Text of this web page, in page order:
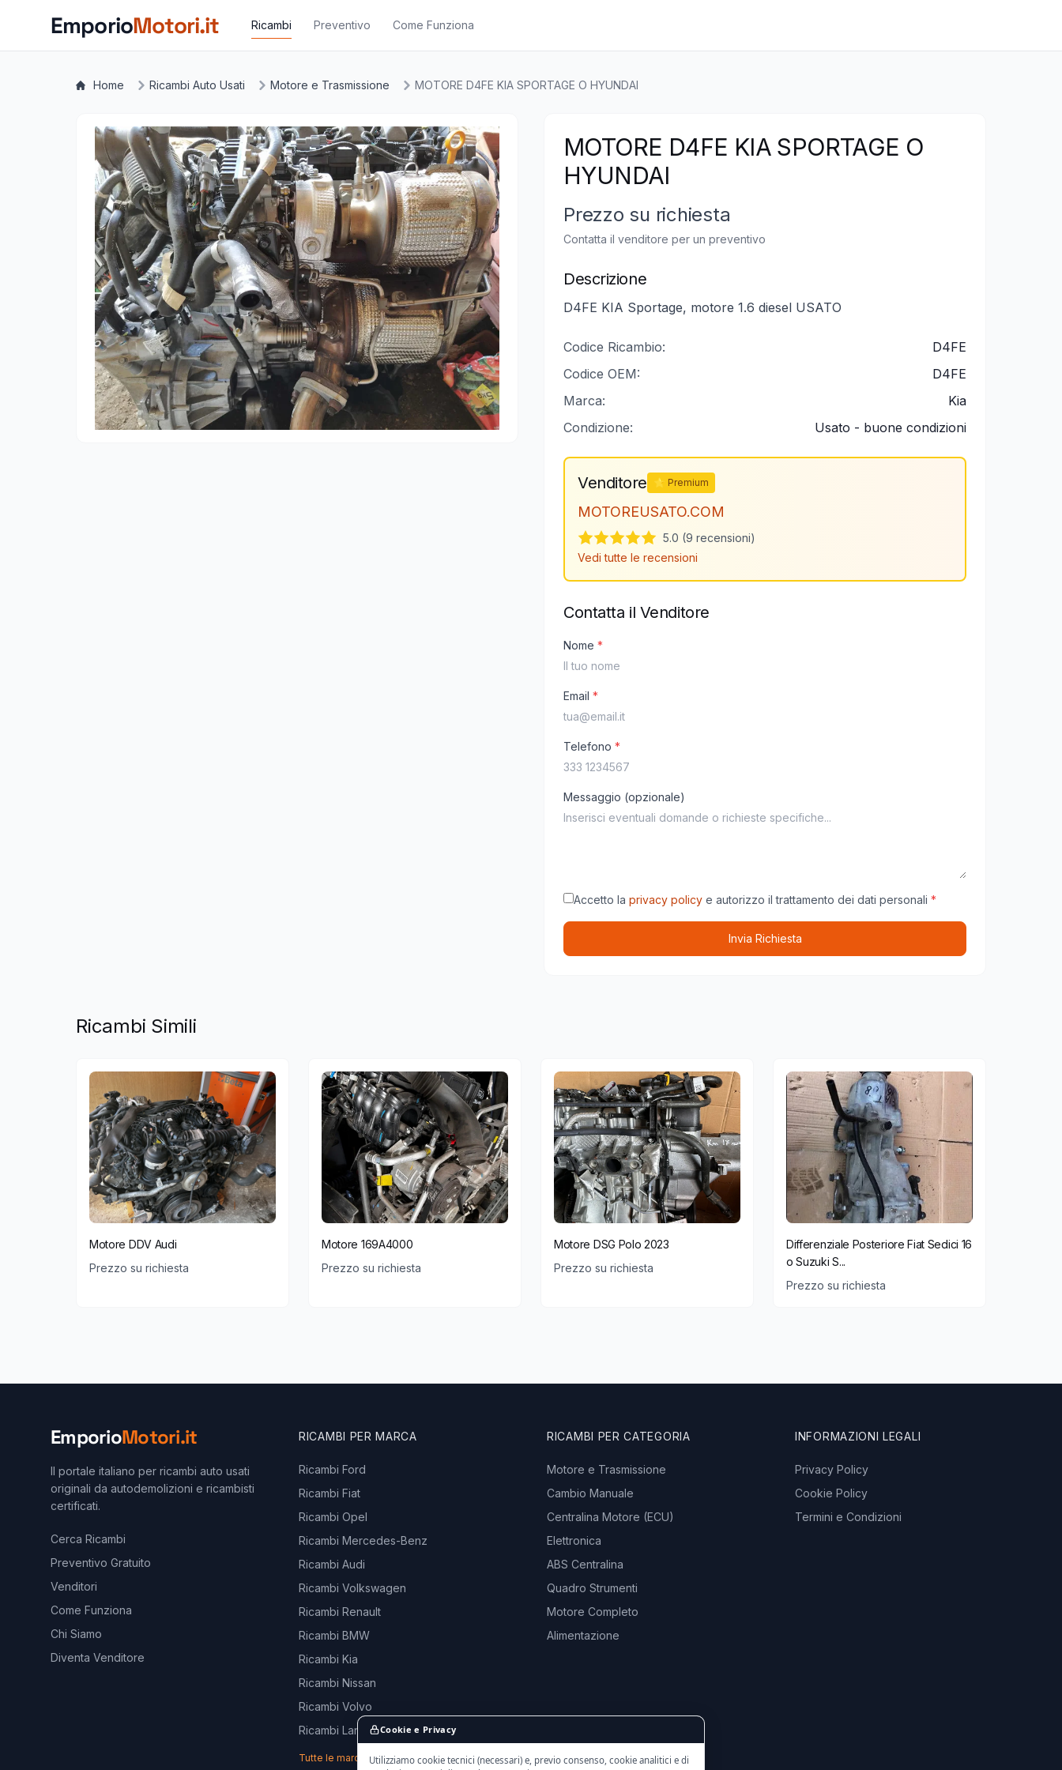
EmporioMotori.it Ricambi Preventivo Come Funziona
Home Ricambi Auto Usati Motore e Trasmissione MOTORE D4FE KIA SPORTAGE O HYUNDAI
MOTORE D4FE KIA SPORTAGE O
HYUNDAI
Prezzo su richiesta
Contatta il venditore per un preventivo
Descrizione
D4FE KIA Sportage, motore 1.6 diesel USATO
Codice Ricambio:
D4FE
Codice OEM:
D4FE
Marca:
Kia
Condizione:
Usato - buone condizioni
Venditore ⭐ Premium
MOTOREUSATO.COM
5.0 (9 recensioni)
Vedi tutte le recensioni
Contatta il Venditore
Nome *
Email *
Telefono *
Messaggio (opzionale)
Accetto la privacy policy e autorizzo il trattamento dei dati personali *
Invia Richiesta
Ricambi Simili
Motore DDV Audi
Prezzo su richiesta
Motore 169A4000
Prezzo su richiesta
Motore DSG Polo 2023
Prezzo su richiesta
Differenziale Posteriore Fiat Sedici 16
o Suzuki S...
Prezzo su richiesta
EmporioMotori.it
Il portale italiano per ricambi auto usati
originali da autodemolizioni e ricambisti
certificati.
Cerca Ricambi
Preventivo Gratuito
Venditori
Come Funziona
Chi Siamo
Diventa Venditore
RICAMBI PER MARCA
Ricambi Ford
Ricambi Fiat
Ricambi Opel
Ricambi Mercedes-Benz
Ricambi Audi
Ricambi Volkswagen
Ricambi Renault
Ricambi BMW
Ricambi Kia
Ricambi Nissan
Ricambi Volvo
Ricambi Land Rover
Tutte le marche →
RICAMBI PER CATEGORIA
Motore e Trasmissione
Cambio Manuale
Centralina Motore (ECU)
Elettronica
ABS Centralina
Quadro Strumenti
Motore Completo
Alimentazione
INFORMAZIONI LEGALI
Privacy Policy
Cookie Policy
Termini e Condizioni
Cookie e Privacy
Utilizziamo cookie tecnici (necessari) e, previo consenso, cookie analitici e di